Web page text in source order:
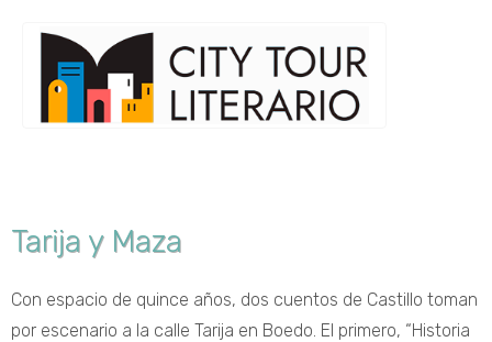
Tarija y Maza
Con espacio de quince años, dos cuentos de Castillo toman
por escenario a la calle Tarija en Boedo. El primero, “Historia